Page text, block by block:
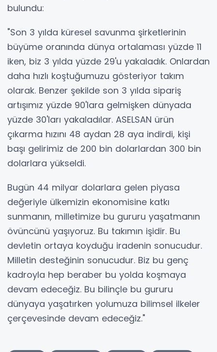
bulundu:
"Son 3 yılda küresel savunma şirketlerinin
büyüme oranında dünya ortalaması yüzde 11
iken, biz 3 yılda yüzde 29'u yakaladık. Onlardan
daha hızlı koştuğumuzu gösteriyor takım
olarak. Benzer şekilde son 3 yılda sipariş
artışımız yüzde 90'lara gelmişken dünyada
yüzde 30'ları yakaladılar. ASELSAN ürün
çıkarma hızını 48 aydan 28 aya indirdi, kişi
başı gelirimiz de 200 bin dolarlardan 300 bin
dolarlara yükseldi.
Bugün 44 milyar dolarlara gelen piyasa
değeriyle ülkemizin ekonomisine katkı
sunmanın, milletimize bu gururu yaşatmanın
övüncünü yaşıyoruz. Bu takımın işidir. Bu
devletin ortaya koyduğu iradenin sonucudur.
Milletin desteğinin sonucudur. Biz bu genç
kadroyla hep beraber bu yolda koşmaya
devam edeceğiz. Bu bilinçle bu gururu
dünyaya yaşatırken yolumuza bilimsel ilkeler
çerçevesinde devam edeceğiz."